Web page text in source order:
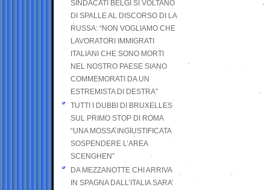
SINDACATI BELGI SI VOLTANO
DI SPALLE AL DISCORSO DI LA
RUSSA: “NON VOGLIAMO CHE
LAVORATORI IMMIGRATI
ITALIANI CHE SONO MORTI
NEL NOSTRO PAESE SIANO
COMMEMORATI DA UN
ESTREMISTA DI DESTRA”
TUTTI I DUBBI DI BRUXELLES
SUL PRIMO STOP DI ROMA
“UNA MOSSA INGIUSTIFICATA
SOSPENDERE L’AREA
SCENGHEN”
DA MEZZANOTTE CHI ARRIVA
IN SPAGNA DALL’ITALIA SARA’